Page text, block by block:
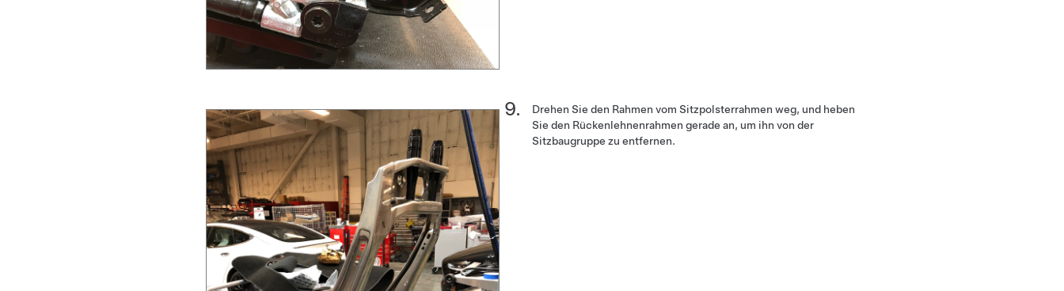
Drehen Sie den Rahmen vom Sitzpolsterrahmen weg, und heben
Sie den Rückenlehnenrahmen gerade an, um ihn von der
Sitzbaugruppe zu entfernen.